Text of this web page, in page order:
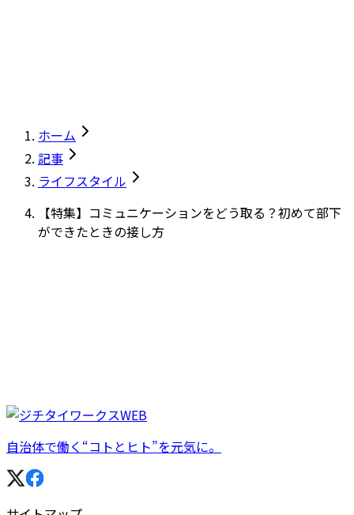
ホーム
記事
ライフスタイル
【特集】コミュニケーションをどう取る？初めて部下
ができたときの接し方
自治体で働く“コトとヒト”を元気に。